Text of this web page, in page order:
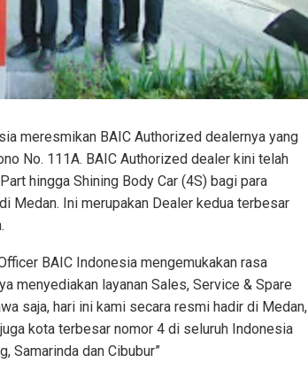
meresmikan BAIC Authorized dealernya yang
No. 111A. BAIC Authorized dealer kini telah
hingga Shining Body Car (4S) bagi para
Medan. Ini merupakan Dealer kedua terbesar
BAIC Indonesia mengemukakan rasa
menyediakan layanan Sales, Service & Spare
saja, hari ini kami secara resmi hadir di Medan,
kota terbesar nomor 4 di seluruh Indonesia
Samarinda dan Cibubur”